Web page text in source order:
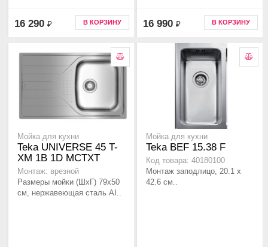
16 290 ₽ В КОРЗИНУ 16 990 ₽ В КОРЗИНУ
Мойка для кухни
Teka UNIVERSE 45 T-
XM 1B 1D MCTXT
Монтаж: врезной
Размеры мойки (ШхГ) 79х50
см, нержавеющая сталь AI..
Мойка для кухни
Teka BEF 15.38 F
Код товара: 40180100
Монтаж заподлицо, 20.1 x
42.6 см..